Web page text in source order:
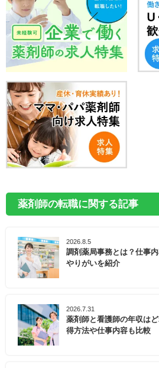
薬剤師の転職に関する記事
2026.8.5
調剤薬局事務とは？仕事
やりがいを紹介
2026.7.31
薬剤師と看護師の年収は
得方法や仕事内容も比較